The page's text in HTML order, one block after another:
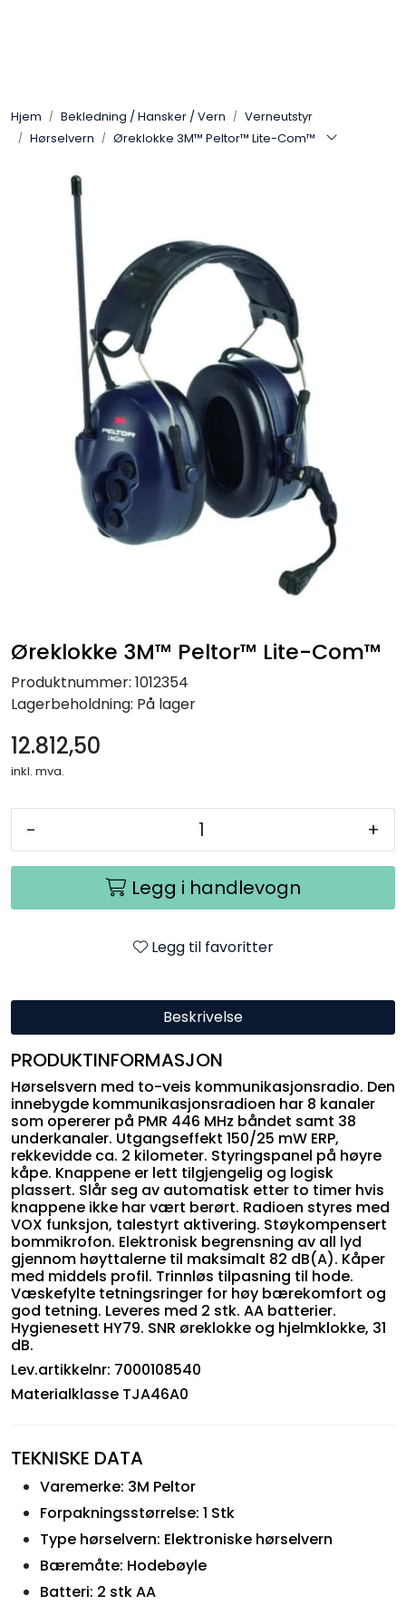
Hjem Bekledning / Hansker / Vern
Verneutstyr
Hørselvern
Øreklokke 3M™ Peltor™ Lite-Com™
Øreklokke 3M™ Peltor™ Lite-Com™
Produktnummer: 1012354
Lagerbeholdning: På lager
12.812,50
inkl. mva.
- +
Legg i handlevogn
Legg til favoritter
Beskrivelse
PRODUKTINFORMASJON
Hørselsvern med to-veis kommunikasjonsradio. Den
innebygde kommunikasjonsradioen har 8 kanaler
som opererer på PMR 446 MHz båndet samt 38
underkanaler. Utgangseffekt 150/25 mW ERP,
rekkevidde ca. 2 kilometer. Styringspanel på høyre
kåpe. Knappene er lett tilgjengelig og logisk
plassert. Slår seg av automatisk etter to timer hvis
knappene ikke har vært berørt. Radioen styres med
VOX funksjon, talestyrt aktivering. Støykompensert
bommikrofon. Elektronisk begrensning av all lyd
gjennom høyttalerne til maksimalt 82 dB(A). Kåper
med middels profil. Trinnløs tilpasning til hode.
Væskefylte tetningsringer for høy bærekomfort og
god tetning. Leveres med 2 stk. AA batterier.
Hygienesett HY79. SNR øreklokke og hjelmklokke, 31
dB.
Lev.artikkelnr: 7000108540
Materialklasse TJA46A0
TEKNISKE DATA
Varemerke: 3M Peltor
Forpakningsstørrelse: 1 Stk
Type hørselvern: Elektroniske hørselvern
Bæremåte: Hodebøyle
Batteri: 2 stk AA
Batteri / Booster / Lader
Bekledning / Hansker / Vern